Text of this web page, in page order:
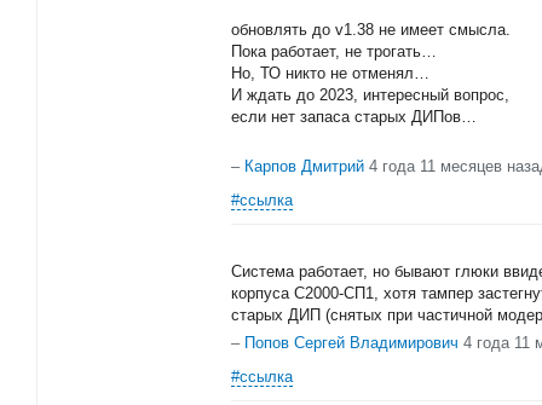
обновлять до v1.38 не имеет смысла.
Пока работает, не трогать…
Но, ТО никто не отменял…
И ждать до 2023, интересный вопрос,
если нет запаса старых ДИПов…
– Карпов Дмитрий 4 года 11 месяцев
#ссылка
Система работает, но бывают глюки
корпуса С2000-СП1, хотя тампер
старых ДИП (снятых при частичной
– Попов Сергей Владимирович 4 года 11
#ссылка